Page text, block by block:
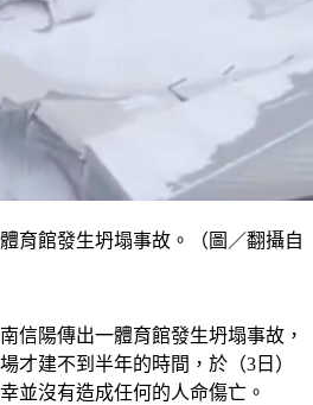
育館發生坍塌事故。（圖／翻攝自
信陽傳出一體育館發生坍塌事故，
才建不到半年的時間，於（3日）
並沒有造成任何的人命傷亡。